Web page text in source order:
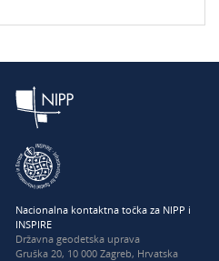
Nacionalna kontaktna točka za NIPP i
INSPIRE
Državna geodetska uprava
Gruška 20, 10 000 Zagreb, Hrvatska